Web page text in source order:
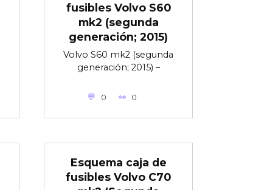
fusibles Volvo S60
mk2 (segunda
generación; 2015)
Volvo S60 mk2 (segunda
generación; 2015) –
0 0
Esquema caja de
fusibles Volvo C70